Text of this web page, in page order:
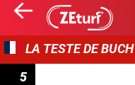
LA TESTE DE BUCH
5